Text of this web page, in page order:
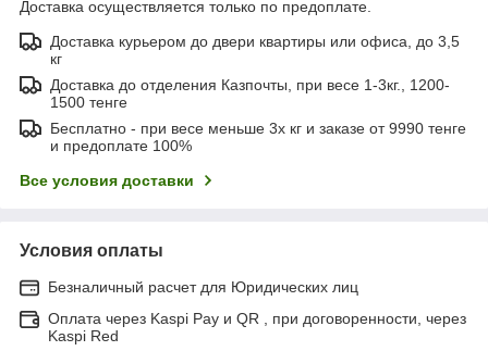
Доставка осуществляется только по предоплате.
Доставка курьером до двери квартиры или офиса, до 3,5
кг
Доставка до отделения Казпочты, при весе 1-3кг., 1200-
1500 тенге
Бесплатно - при весе меньше 3х кг и заказе от 9990 тенге
и предоплате 100%
Все условия доставки
Условия оплаты
Безналичный расчет для Юридических лиц
Оплата через Kaspi Pay и QR , при договоренности, через
Kaspi Red